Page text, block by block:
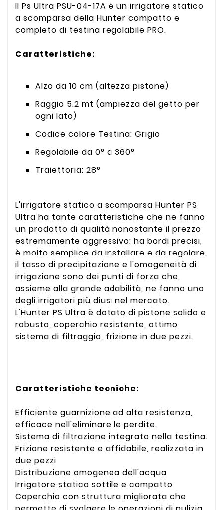
Il Ps Ultra PSU-04-17A è un irrigatore statico
a scomparsa della Hunter compatto e
completo di testina regolabile PRO.
Caratteristiche:
Alzo da 10 cm (altezza pistone)
Raggio 5.2 mt (ampiezza del getto per
ogni lato)
Codice colore Testina: Grigio
Regolabile da 0° a 360°
Traiettoria: 28°
L'irrigatore statico a scomparsa Hunter PS
Ultra ha tante caratteristiche che ne fanno
un prodotto di qualità nonostante il prezzo
estremamente aggressivo: ha bordi precisi,
è molto semplice da installare e da regolare,
il tasso di precipitazione e l'omogeneità di
irrigazione sono dei punti di forza che,
assieme alla grande adabilità, ne fanno uno
degli irrigatori più diusi nel mercato.
L'Hunter PS Ultra è dotato di pistone solido e
robusto, coperchio resistente, ottimo
sistema di filtraggio, frizione in due pezzi.
Caratteristiche tecniche:
Efficiente guarnizione ad alta resistenza,
efficace nell'eliminare le perdite.
Sistema di filtrazione integrato nella testina.
Frizione resistente e affidabile, realizzata in
due pezzi
Distribuzione omogenea dell'acqua
Irrigatore statico sottile e compatto
Coperchio con struttura migliorata che